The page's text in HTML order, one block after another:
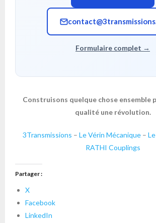
Formulaire complet →
Construisons quelque chose ensemble
qualité une révolution.
3Transmissions – Le Vérin Mécanique –
RATHI Couplings
Partager :
X
Facebook
LinkedIn